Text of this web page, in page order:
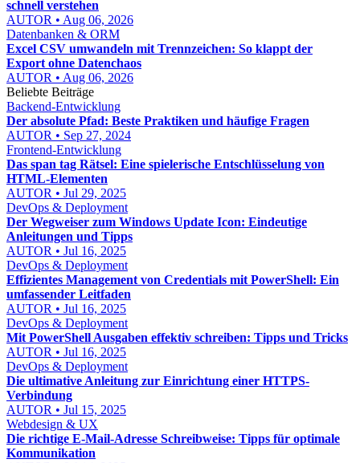
schnell verstehen
AUTOR • Aug 06, 2026
Datenbanken & ORM
Excel CSV umwandeln mit Trennzeichen: So klappt der
Export ohne Datenchaos
AUTOR • Aug 06, 2026
Beliebte Beiträge
Backend-Entwicklung
Der absolute Pfad: Beste Praktiken und häufige Fragen
AUTOR • Sep 27, 2024
Frontend-Entwicklung
Das span tag Rätsel: Eine spielerische Entschlüsselung von
HTML-Elementen
AUTOR • Jul 29, 2025
DevOps & Deployment
Der Wegweiser zum Windows Update Icon: Eindeutige
Anleitungen und Tipps
AUTOR • Jul 16, 2025
DevOps & Deployment
Effizientes Management von Credentials mit PowerShell: Ein
umfassender Leitfaden
AUTOR • Jul 16, 2025
DevOps & Deployment
Mit PowerShell Ausgaben effektiv schreiben: Tipps und Tricks
AUTOR • Jul 16, 2025
DevOps & Deployment
Die ultimative Anleitung zur Einrichtung einer HTTPS-
Verbindung
AUTOR • Jul 15, 2025
Webdesign & UX
Die richtige E-Mail-Adresse Schreibweise: Tipps für optimale
Kommunikation